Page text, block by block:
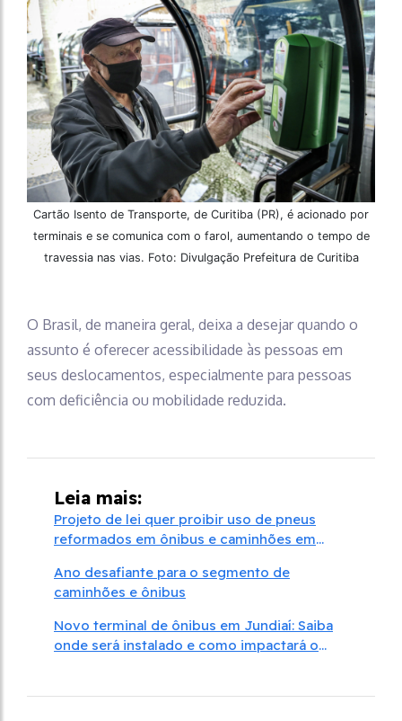
Cartão Isento de Transporte, de Curitiba (PR), é acionado por
terminais e se comunica com o farol, aumentando o tempo de
travessia nas vias. Foto: Divulgação Prefeitura de Curitiba
O Brasil, de maneira geral, deixa a desejar quando o
assunto é oferecer acessibilidade às pessoas em
seus deslocamentos, especialmente para pessoas
com deficiência ou mobilidade reduzida.
Leia mais:
Projeto de lei quer proibir uso de pneus
reformados em ônibus e caminhões em
Ano desafiante para o segmento de
caminhões e ônibus
Novo terminal de ônibus em Jundiaí: Saiba
onde será instalado e como impactará o